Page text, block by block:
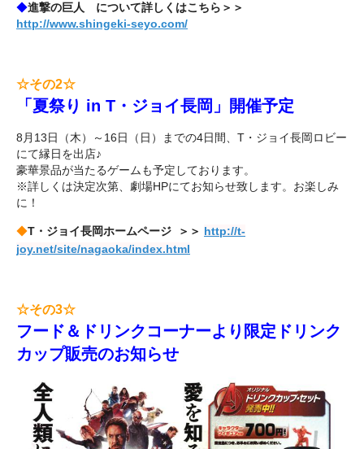
◆進撃の巨人 について詳しくはこちら＞＞
http://www.shingeki-seyo.com/
☆その2☆
「夏祭り in T・ジョイ長岡」開催予定
8月13日（木）～16日（日）までの4日間、T・ジョイ長岡ロビー
にて縁日を出店♪
豪華景品が当たるゲームも予定しております。
※詳しくは決定次第、劇場HPにてお知らせ致します。お楽しみ
に！
◆T・ジョイ長岡ホームページ ＞＞ http://t-
joy.net/site/nagaoka/index.html
☆その3☆
フード＆ドリンクコーナーより限定ドリンク
カップ販売のお知らせ